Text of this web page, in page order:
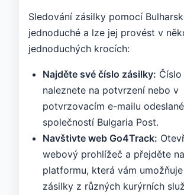
Sledování zásilky pomocí
jednoduché a lze jej provést v
jednoduchých krocích:
Najděte své číslo zásilky:
naleznete na potvrzení nebo v
potvrzovacím e-mailu
společností Bulgaria Post.
Navštivte web Go4Track:
webový prohlížeč a přejděte na
platformu, která vám
zásilky z různých kurýrních